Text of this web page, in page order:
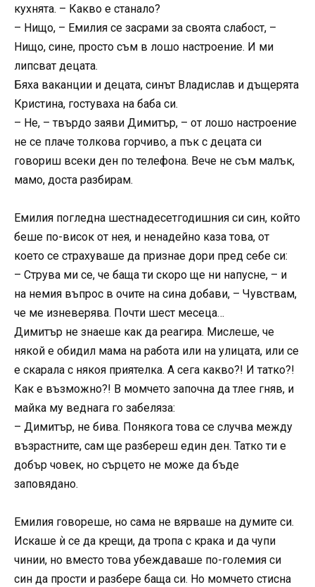
кухнята. – Какво е станало?
– Нищо, – Емилия се засрами за своята слабост, –
Нищо, сине, просто съм в лошо настроение. И ми
липсват децата.
Бяха ваканции и децата, синът Владислав и дъщерята
Кристина, гостуваха на баба си.
– Не, – твърдо заяви Димитър, – от лошо настроение
не се плаче толкова горчиво, а пък с децата си
говориш всеки ден по телефона. Вече не съм малък,
мамо, доста разбирам.
Емилия погледна шестнадесетгодишния си син, който
беше по-висок от нея, и ненадейно каза това, от
което се страхуваше да признае дори пред себе си:
– Струва ми се, че баща ти скоро ще ни напусне, – и
на немия въпрос в очите на сина добави, – Чувствам,
че ме изневерява. Почти шест месеца…
Димитър не знаеше как да реагира. Мислеше, че
някой е обидил мама на работа или на улицата, или се
е скарала с някоя приятелка. А сега какво?! И татко?!
Как е възможно?! В момчето започна да тлее гняв, и
майка му веднага го забеляза:
– Димитър, не бива. Понякога това се случва между
възрастните, сам ще разбереш един ден. Татко ти е
добър човек, но сърцето не може да бъде
заповядано.
Емилия говореше, но сама не вярваше на думите си.
Искаше ѝ се да крещи, да тропа с крака и да чупи
чинии, но вместо това убеждаваше по-големия си
син да прости и разбере баща си. Но момчето стисна